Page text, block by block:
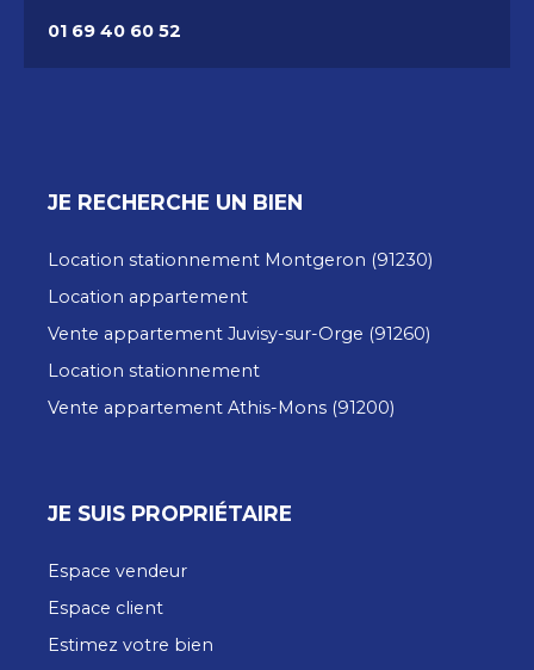
01 69 40 60 52
JE RECHERCHE UN BIEN
Location stationnement Montgeron (91230)
Location appartement
Vente appartement Juvisy-sur-Orge (91260)
Location stationnement
Vente appartement Athis-Mons (91200)
JE SUIS PROPRIÉTAIRE
Espace vendeur
Espace client
Estimez votre bien